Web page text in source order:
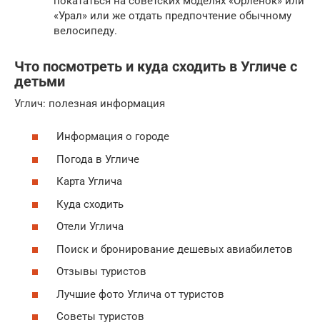
«Урал» или же отдать предпочтение обычному
велосипеду.
Что посмотреть и куда сходить в Угличе с
детьми
Углич: полезная информация
Информация о городе
Погода в Угличе
Карта Углича
Куда сходить
Отели Углича
Поиск и бронирование дешевых авиабилетов
Отзывы туристов
Лучшие фото Углича от туристов
Советы туристов